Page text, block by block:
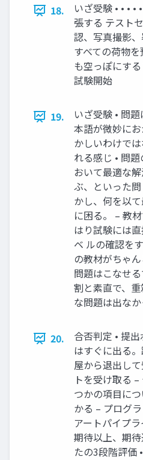
18.
いざ受験 • • •
張する テスト
認、写真撮影
すべての荷物
も空っぽにする
試験開始
19.
いざ受験 • 問
本語が微妙に
かしいわけで
れる感じ • 問
おいて最適な
ぶ、といった
かし、何を以
に困る。 – 教
はり試験には
ベ ルの確認を
の教材がちゃ
問題はこなせ
割と素直で、
な問題は出なか
20.
合否判定 • 提
はすぐに出る
屋から退出し
トを受け取る
つかの項目に
かる – プログ
アートパイプ
期待以上、期
たの3段階評価